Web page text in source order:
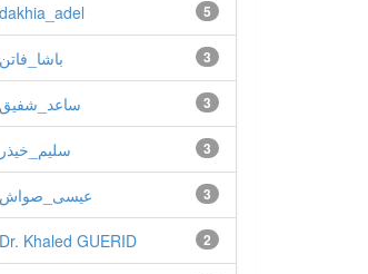
5
dakhia_adel
3 باشا_فاتن
3 ساعد_شفيق
3 سليم_خيذر
3 عيسى_صواش
2
Dr. Khaled GUERID